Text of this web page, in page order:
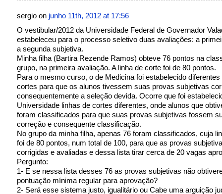
sergio on junho 11th, 2012 at 17:56
O vestibular/2012 da Universidade Federal de Governador
estabeleceu para o processo seletivo duas avaliações: a
a segunda subjetiva.
Minha filha (Bartira Rezende Ramos) obteve 76 pontos na
grupo, na primeira avaliação. A linha de corte foi de 80 pontos.
Para o mesmo curso, o de Medicina foi estabelecido diferentes
cortes para que os alunos tivessem suas provas subjetivas
consequentemente a seleção devida. Ocorre que foi
Universidade linhas de cortes diferentes, onde alunos que
foram classificados para que suas provas subjetivas fossem
correção e consequente classificação.
No grupo da minha filha, apenas 76 foram classificados, cuja
foi de 80 pontos, num total de 100, para que as provas
corrigidas e avaliadas e dessa lista tirar cerca de 20 vagas
Pergunto:
1- E se nessa lista desses 76 as provas subjetivas não
pontuação mínima regular para aprovação?
2- Será esse sistema justo, igualitário ou Cabe uma arguição